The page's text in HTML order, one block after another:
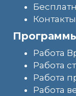
Контакты
Работа
Работа
Работа
Работа